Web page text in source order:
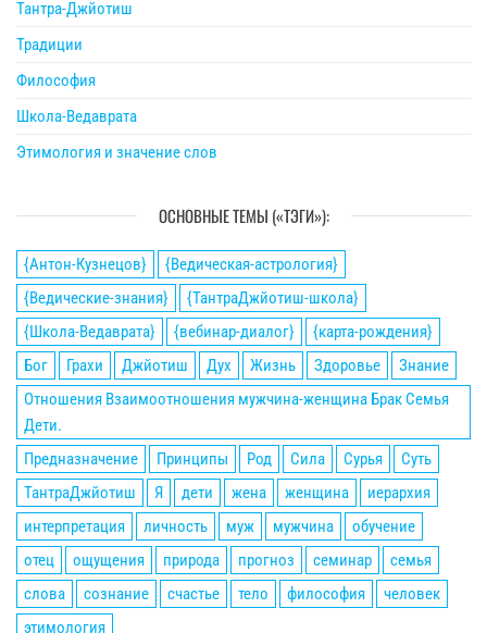
Тантра-Джйотиш
Традиции
Философия
Школа-Ведаврата
Этимология и значение слов
ОСНОВНЫЕ ТЕМЫ («ТЭГИ»):
{Антон-Кузнецов}
{Ведическая-астрология}
{Ведические-знания}
{ТантраДжйотиш-школа}
{Школа-Ведаврата}
{вебинар-диалог}
{карта-рождения}
Бог
Грахи Джйотиш Дух Жизнь Здоровье
Знание
Отношения Взаимоотношения мужчина-женщина Брак Семья
Дети.
Предназначение
Принципы Род Сила Сурья
Суть
ТантраДжйотиш
Я дети жена женщина
иерархия
интерпретация
личность муж мужчина
обучение
отец
ощущения природа прогноз семинар
семья
слова
сознание счастье тело философия
человек
этимология